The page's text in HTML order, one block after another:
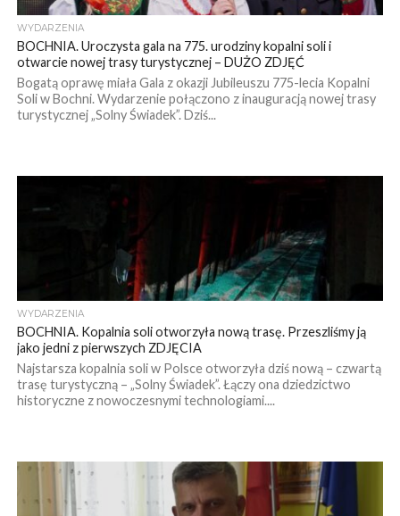
WYDARZENIA
BOCHNIA. Uroczysta gala na 775. urodziny kopalni soli i
otwarcie nowej trasy turystycznej – DUŻO ZDJĘĆ
Bogatą oprawę miała Gala z okazji Jubileuszu 775-lecia Kopalni
Soli w Bochni. Wydarzenie połączono z inauguracją nowej trasy
turystycznej „Solny Świadek”. Dziś...
WYDARZENIA
BOCHNIA. Kopalnia soli otworzyła nową trasę. Przeszliśmy ją
jako jedni z pierwszych ZDJĘCIA
Najstarsza kopalnia soli w Polsce otworzyła dziś nową – czwartą
trasę turystyczną – „Solny Świadek”. Łączy ona dziedzictwo
historyczne z nowoczesnymi technologiami....